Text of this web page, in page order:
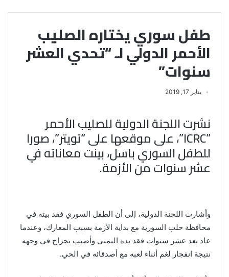
طفل سوري يختاره الصليب
الأحمر الدولي لـ “تحدي العشر
سنوات”
يناير 17, 2019
نشرت اللجنة الدولية للصليب الأحمر
“ICRC”، على موقعها على “تويتر”، صورا
للطفل السوري باسل، بينت معاناته في
عشر سنوات من الأزمة.
وأشارت اللجنة الدولية، إلى أن الطفل السوري فقد بيته في
محافظة حلب السورية مع بداية الأزمة بسبب المعارك، وعندما
عاد بعد عشر سنوات فقد يده اليمنى وأصيب بجراح في وجهه
نتيجة انفجار لغم أثناء لعبه مع أصدقائه في الحي.